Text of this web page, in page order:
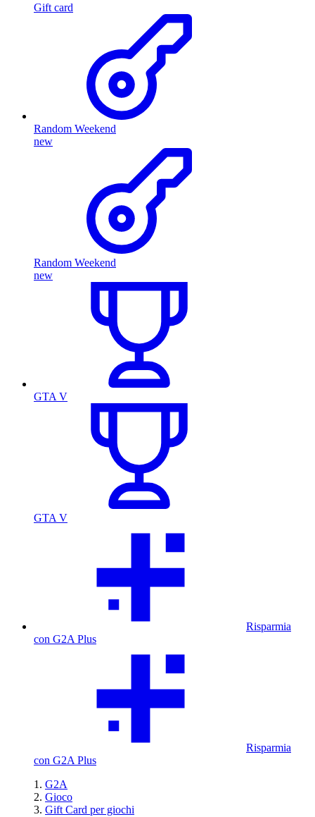
Gift card
Random Weekend
new
Random Weekend
new
GTA V
GTA V
Risparmia
con G2A Plus
Risparmia
con G2A Plus
G2A
Gioco
Gift Card per giochi